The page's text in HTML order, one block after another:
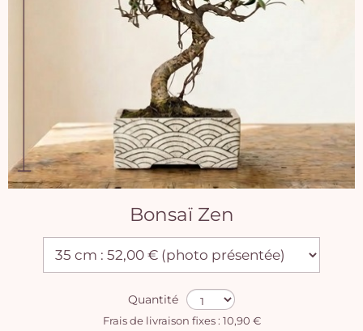
Bonsaï Zen
Quantité
Frais de livraison fixes : 10,90 €